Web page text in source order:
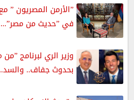
”الأرمن المصريون ”
في ”حديث من مصر”...
وزير الري لبرنامج
بحدوث جفاف..